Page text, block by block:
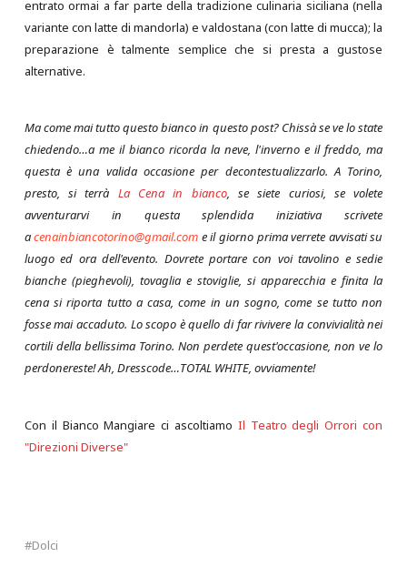
entrato ormai a far parte della tradizione culinaria siciliana (nella
variante con latte di mandorla) e valdostana (con latte di mucca); la
preparazione è talmente semplice che si presta a gustose
alternative.
Ma come mai tutto questo bianco in questo post? Chissà se ve lo state
chiedendo…a me il bianco ricorda la neve, l'inverno e il freddo, ma
questa è una valida occasione per decontestualizzarlo. A Torino,
presto, si terrà La Cena in bianco, se siete curiosi, se volete
avventurarvi in questa splendida iniziativa scrivete
acenainbiancotorino@gmail.com e il giorno prima verrete avvisati su
luogo ed ora dell'evento. Dovrete portare con voi tavolino e sedie
bianche (pieghevoli), tovaglia e stoviglie, si apparecchia e finita la
cena si riporta tutto a casa, come in un sogno, come se tutto non
fosse mai accaduto. Lo scopo è quello di far rivivere la convivialità nei
cortili della bellissima Torino. Non perdete quest'occasione, non ve lo
perdonereste! Ah, Dresscode…TOTAL WHITE, ovviamente!
Con il Bianco Mangiare ci ascoltiamo Il Teatro degli Orrori con
"Direzioni Diverse"
Dolci